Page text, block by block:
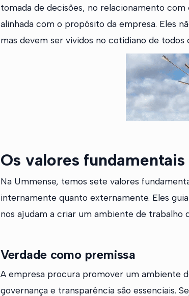
tomada de decisões, no relacionamento
alinhada com o propósito da empresa. Eles
mas devem ser vividos no cotidiano de todos
Os valores
Na Ummense, temos sete valores
internamente quanto externamente. Eles
nos ajudam a criar um ambiente de trabalho
Verdade como premissa
A empresa procura promover um ambiente
governança e transparência são essenciais.